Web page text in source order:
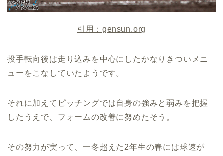
引用：gensun.org
投手転向後は走り込みを中心にしたかなりきついメニ
ューをこなしていたようです。
それに加えてピッチングでは自身の強みと弱みを把握
したうえで、フォームの改善に努めたそう。
その努力が実って、一冬超えた2年生の春には球速が